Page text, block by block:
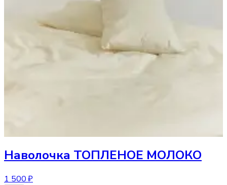
Наволочка ТОПЛЕНОЕ МОЛОКО
1 500 ₽